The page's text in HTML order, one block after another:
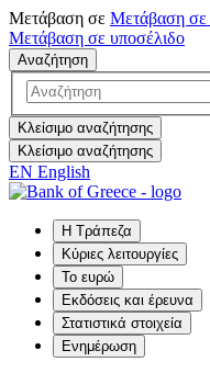
Μετάβαση σε Μετάβαση σε
Μετάβαση σε υποσέλιδο
Αναζήτηση
Κλείσιμο αναζήτησης
Κλείσιμο αναζήτησης
EN English
Η Τράπεζα
Κύριες λειτουργίες
Το ευρώ
Εκδόσεις και έρευνα
Στατιστικά στοιχεία
Ενημέρωση